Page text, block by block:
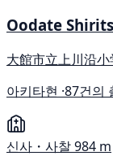
Oodate
大館市立上川沿小
아키타현 ·87건의
신사・사찰984 m